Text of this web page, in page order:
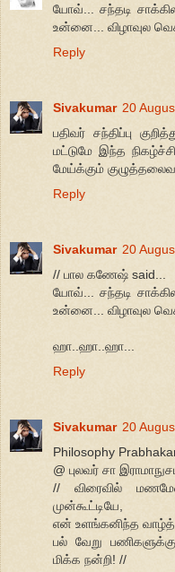
யோவ்... சந்தடி
உன்னை... விழாவுல
Reply
Sivakumar 20
பதிவர் சந்திப்பு
மட்டுமே இந்த
மேய்க்கும்
Reply
Sivakumar 20
// பால கணேஷ் said...
யோவ்... சந்தடி
உன்னை... விழாவுல
ஹா..ஹா..ஹா...
Reply
Sivakumar 20
Philosophy
@ புலவர் சா
// விரைவில்
முன்கூட்டியே,
என் உளங்கனிந்த
பல் வேறு
மிக்க நன்றி! //